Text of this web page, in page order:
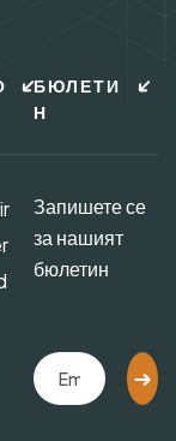
БЮЛЕТИ
Н
Запишете се
за нашият
бюлетин